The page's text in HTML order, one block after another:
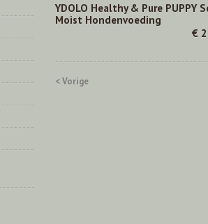
YDOLO Healthy & Pure PUPPY
Moist Hondenvoeding
€
< Vorige